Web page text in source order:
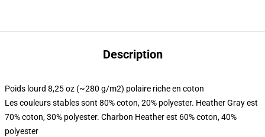
Description
Poids lourd 8,25 oz (~280 g/m2) polaire riche en coton
Les couleurs stables sont 80% coton, 20% polyester. Heather Gray est
70% coton, 30% polyester. Charbon Heather est 60% coton, 40%
polyester